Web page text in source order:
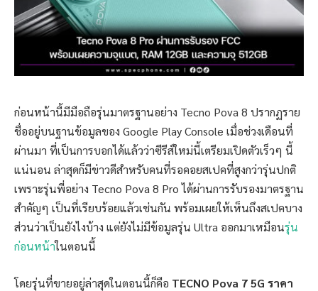
ก่อนหน้านี้มีมือถือรุ่นมาตรฐานอย่าง Tecno Pova 8 ปรากฏราย
ชื่ออยู่บนฐานข้อมูลของ Google Play Console เมื่อช่วงเดือนที่
ผ่านมา ที่เป็นการบอกได้แล้วว่าซีรีส์ใหม่นี้เตรียมเปิดตัวเร็วๆ นี้
แน่นอน ล่าสุดก็มีข่าวดีสำหรับคนที่รอคอยสเปคที่สูงกว่ารุ่นปกติ
เพราะรุ่นพี่อย่าง Tecno Pova 8 Pro ได้ผ่านการรับรองมาตรฐาน
สำคัญๆ เป็นที่เรียบร้อยแล้วเช่นกัน พร้อมเผยให้เห็นถึงสเปคบาง
ส่วนว่าเป็นยังไงบ้าง แต่ยังไม่มีข้อมูลรุ่น Ultra ออกมาเหมือนรุ่น
ก่อนหน้าในตอนนี้
โดยรุ่นที่ขายอยู่ล่าสุดในตอนนี้ก็คือ TECNO Pova 7 5G ราคา